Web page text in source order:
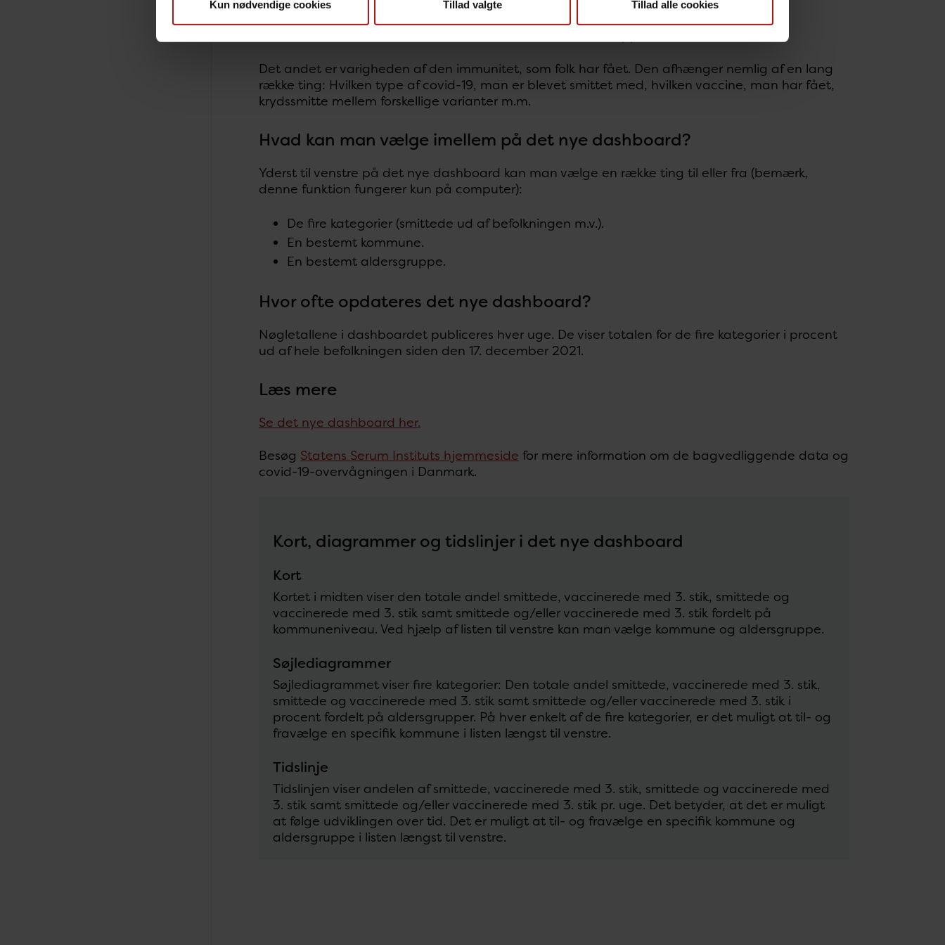
Kun nødvendige cookies Tillad valgte Tillad alle cookies
Det andet er varigheden af den immunitet, som folk har fået. Den afhænger nemlig af en lang
række ting: Hvilken type af covid-19, man er blevet smittet med, hvilken vaccine, man har fået,
krydssmitte mellem forskellige varianter m.m.
Hvad kan man vælge imellem på det nye dashboard?
Yderst til venstre på det nye dashboard kan man vælge en række ting til eller fra (bemærk,
denne funktion fungerer kun på computer):
De fire kategorier (smittede ud af befolkningen m.v.).
En bestemt kommune.
En bestemt aldersgruppe.
Hvor ofte opdateres det nye dashboard?
Nøgletallene i dashboardet publiceres hver uge. De viser totalen for de fire kategorier i procent
ud af hele befolkningen siden den 17. december 2021.
Læs mere
Se det nye dashboard her.
Besøg Statens Serum Instituts hjemmeside for mere information om de bagvedliggende data og
covid-19-overvågningen i Danmark.
Kort, diagrammer og tidslinjer i det nye dashboard
Kort
Kortet i midten viser den totale andel smittede, vaccinerede med 3. stik, smittede og
vaccinerede med 3. stik samt smittede og/eller vaccinerede med 3. stik fordelt på
kommuneniveau. Ved hjælp af listen til venstre kan man vælge kommune og aldersgruppe.
Søjlediagrammer
Søjlediagrammet viser fire kategorier: Den totale andel smittede, vaccinerede med 3. stik,
smittede og vaccinerede med 3. stik samt smittede og/eller vaccinerede med 3. stik i
procent fordelt på aldersgrupper. På hver enkelt af de fire kategorier, er det muligt at til- og
fravælge en specifik kommune i listen længst til venstre.
Tidslinje
Tidslinjen viser andelen af smittede, vaccinerede med 3. stik, smittede og vaccinerede med
3. stik samt smittede og/eller vaccinerede med 3. stik pr. uge. Det betyder, at det er muligt
at følge udviklingen over tid. Det er muligt at til- og fravælge en specifik kommune og
aldersgruppe i listen længst til venstre.